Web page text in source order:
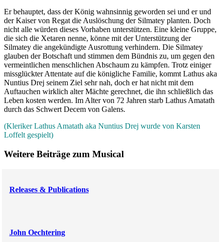
Er behauptet, dass der König wahnsinnig geworden sei und er und
der Kaiser von Regat die Auslöschung der Silmatey planten. Doch
nicht alle würden dieses Vorhaben unterstützen. Eine kleine Gruppe,
die sich die Xetaren nenne, könne mit der Unterstützung der
Silmatey die angekündigte Ausrottung verhindern. Die Silmatey
glauben der Botschaft und stimmen dem Bündnis zu, um gegen den
vermeintlichen menschlichen Abschaum zu kämpfen. Trotz einiger
missglückter Attentate auf die königliche Familie, kommt Lathus aka
Nuntius Drej seinem Ziel sehr nah, doch er hat nicht mit dem
Auftauchen wirklich alter Mächte gerechnet, die ihn schließlich das
Leben kosten werden. Im Alter von 72 Jahren starb Lathus Amatath
durch das Schwert Decem von Galens.
(Kleriker Lathus Amatath aka Nuntius Drej wurde von Karsten
Loffelt gespielt)
Weitere Beiträge zum Musical
Releases & Publications
John Oechtering